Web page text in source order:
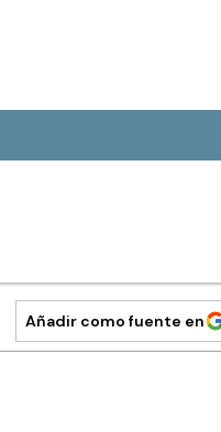
Añadir como fuente en